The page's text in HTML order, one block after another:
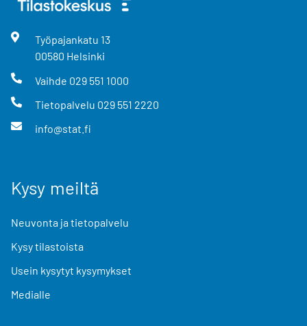
Työpajankatu 13
00580 Helsinki
Vaihde 029 551 1000
Tietopalvelu 029 551 2220
info@stat.fi
Kysy meiltä
Neuvonta ja tietopalvelu
Kysy tilastoista
Usein kysytyt kysymykset
Medialle